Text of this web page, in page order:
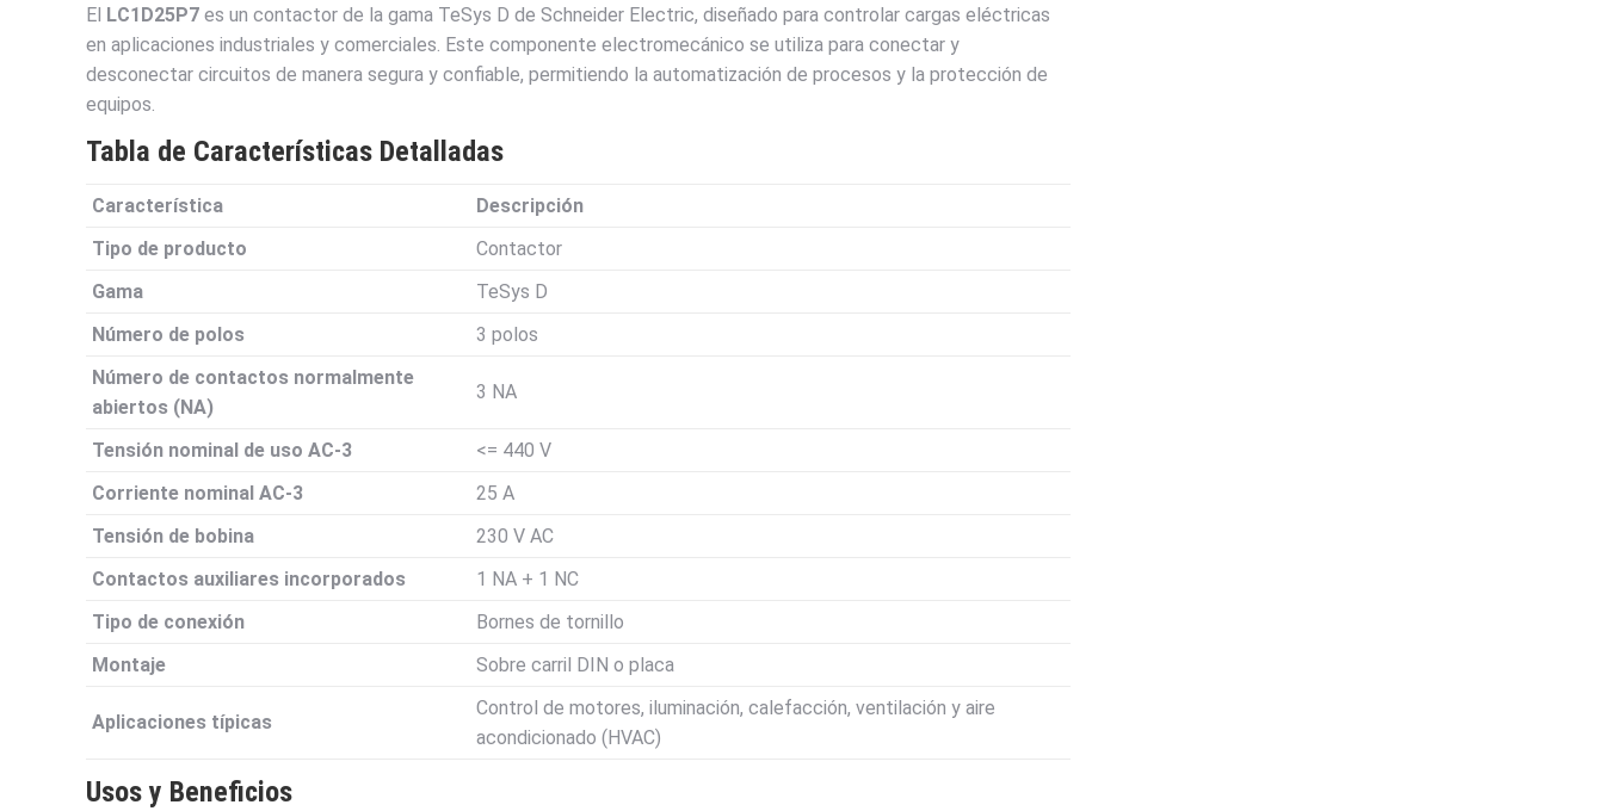
El LC1D25P7 es un contactor de la gama TeSys D de Schneider Electric, diseñado para controlar cargas eléctricas
en aplicaciones industriales y comerciales. Este componente electromecánico se utiliza para conectar y
desconectar circuitos de manera segura y confiable, permitiendo la automatización de procesos y la protección de
equipos.
Tabla de Características Detalladas
Característica
Descripción
Tipo de producto
Contactor
Gama
TeSys D
Número de polos
3 polos
Número de contactos normalmente
abiertos (NA)
3 NA
Tensión nominal de uso AC-3
<= 440 V
Corriente nominal AC-3
25 A
Tensión de bobina
230 V AC
Contactos auxiliares incorporados
1 NA + 1 NC
Tipo de conexión
Bornes de tornillo
Montaje
Sobre carril DIN o placa
Aplicaciones típicas
Control de motores, iluminación, calefacción, ventilación y aire
acondicionado (HVAC)
Usos y Beneficios